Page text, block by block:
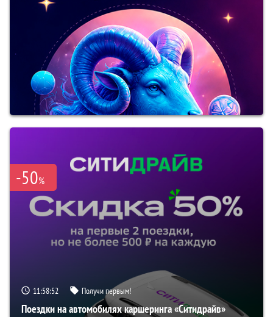
-50%
11:58:51 Получи первым!
Поездки на автомобилях каршеринга «Ситидрайв»